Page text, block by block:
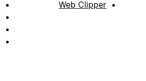
Web Clipper